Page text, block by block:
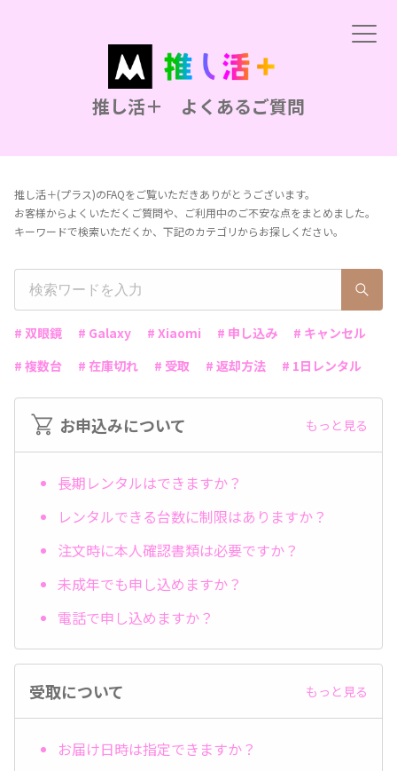
推し活＋ よくあるご質問
推し活＋(プラス)のFAQをご覧いただきありがとうございます。
お客様からよくいただくご質問や、ご利用中のご不安な点をまとめました。
キーワードで検索いただくか、下記のカテゴリからお探しください。
# 双眼鏡 # Galaxy # Xiaomi # 申し込み
# キャンセル
# 複数台
# 在庫切れ # 受取 # 返却方法 # 1日レンタル
お申込みについて もっと見る
長期レンタルはできますか？
レンタルできる台数に制限はありますか？
注文時に本人確認書類は必要ですか？
未成年でも申し込めますか？
電話で申し込めますか？
受取について もっと見る
お届け日時は指定できますか？